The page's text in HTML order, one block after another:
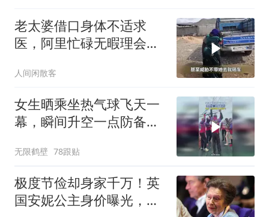
老太婆借口身体不适求
医，阿里忙碌无暇理会对
人间闲散客
女生晒乘坐热气球飞天一
幕，瞬间升空一点防备都
无限鹤壁 78跟贴
极度节俭却身家千万！英
国安妮公主身价曝光，默